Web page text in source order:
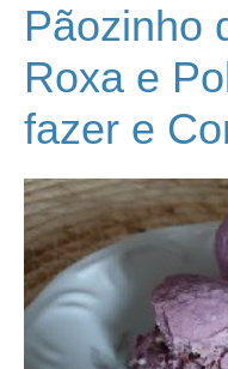
Pãozinho
Roxa e
fazer e